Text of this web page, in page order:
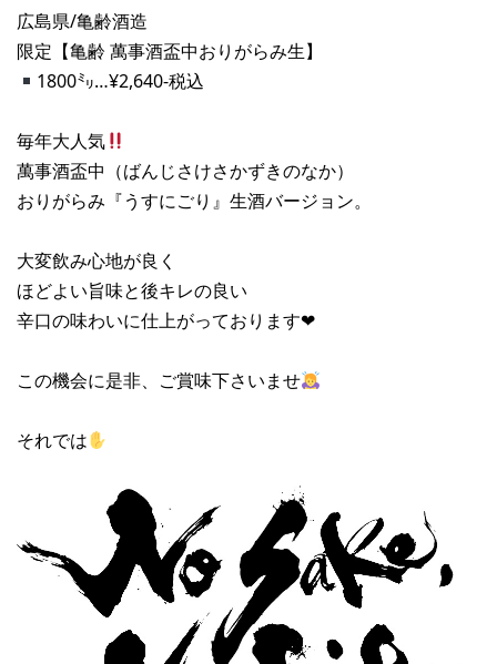
広島県/亀齢酒造
限定【亀齢 萬事酒盃中おりがらみ生】
1800㍉…¥2,640-税込
毎年大人気
萬事酒盃中（ばんじさけさかずきのなか）
おりがらみ『うすにごり』生酒バージョン。
大変飲み心地が良く
ほどよい旨味と後キレの良い
辛口の味わいに仕上がっております❤︎
この機会に是非、ご賞味下さいませ
それでは